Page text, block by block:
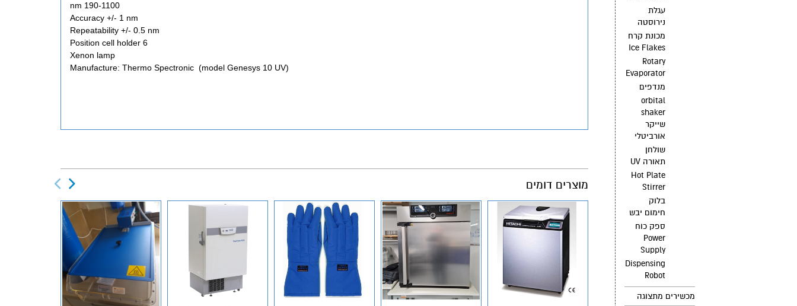
עגלת
נירוסטה
מכונת קרח
Ice Flakes
Rotary
Evaporator
מנדפים
orbital
shaker
שייקר
אורביטלי
שולחן
תאורה UV
Hot Plate
Stirrer
בלוק
חימום יבש
ספק כוח
Power
Supply
Dispensing
Robot
מכשירים מתצוגה
190-1100 nm
Accuracy +/- 1 nm
Repeatability +/- 0.5 nm
6 Position cell holder
Xenon lamp
Manufacture: Thermo Spectronic (model Genesys 10 UV)
מוצרים דומים